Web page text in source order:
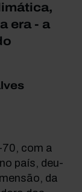
era - a
com a
país, deu-
da